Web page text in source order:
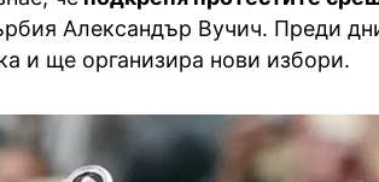
Александър Вучич. Преди
и ще организира нови избори.